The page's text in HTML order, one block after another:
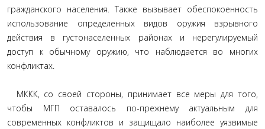
гражданского населения. Также вызывает обеспокоенность
использование определенных видов оружия взрывного
действия в густонаселенных районах и нерегулируемый
доступ к обычному оружию, что наблюдается во многих
конфликтах.
МККК, со своей стороны, принимает все меры для того,
чтобы МГП оставалось по-прежнему актуальным для
современных конфликтов и защищало наиболее уязвимые